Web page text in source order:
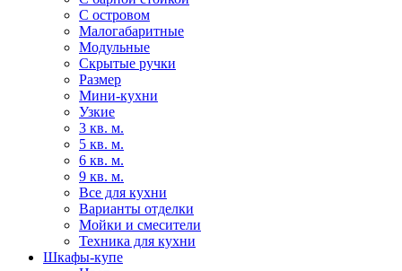
С островом
Малогабаритные
Модульные
Скрытые ручки
Размер
Мини-кухни
Узкие
3 кв. м.
5 кв. м.
6 кв. м.
9 кв. м.
Все для кухни
Варианты отделки
Мойки и смесители
Техника для кухни
Шкафы-купе